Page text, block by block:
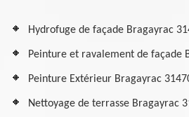
Hydrofuge de façade Bragayrac
Peinture et ravalement de façade
Peinture Extérieur Bragayrac
Nettoyage de terrasse Bragayrac